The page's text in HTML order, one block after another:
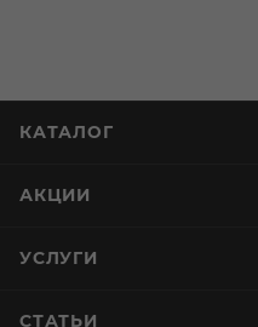
КАТАЛОГ
АКЦИИ
УСЛУГИ
СТАТЬИ